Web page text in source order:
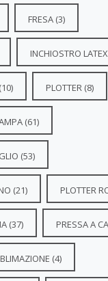
FRESA (3)
INCHIOSTRO LATEX
(10) PLOTTER (8)
(61)
(53)
(21) PLOTTER
(37) PRESSA A
(4)